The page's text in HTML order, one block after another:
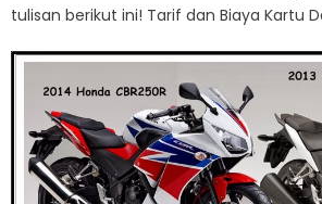
tulisan berikut ini! Tarif dan Biaya Kartu